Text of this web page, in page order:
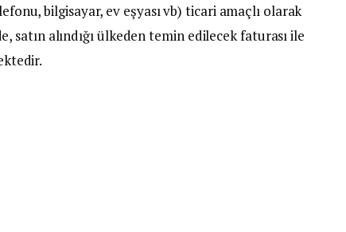
bilgisayar, ev eşyası vb) ticari amaçlı olarak
alındığı ülkeden temin edilecek faturası ile